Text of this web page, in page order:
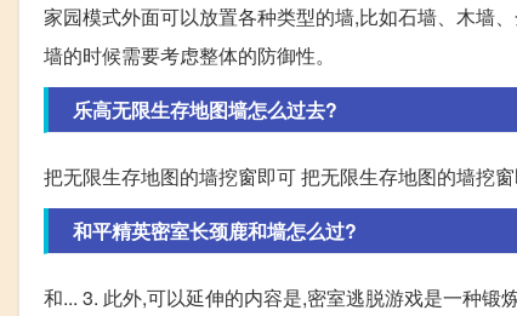
家园模式外面可以放置各种类型的墙,比如石墙、木墙
墙的时候需要考虑整体的防御性。
乐高无限生存地图墙怎么过去?
把无限生存地图的墙挖窗即可 把无限生存地图的墙挖
和平精英密室长颈鹿和墙怎么过?
和... 3. 此外,可以延伸的内容是,密室逃脱游戏是一种